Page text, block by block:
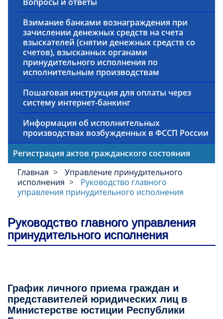
Взимание банками вознаграждения при
зачислении денежных средств на счета
взыскателей (снятии денежных средств со
счетов), взысканных органами
принудительного исполнения по
исполнительным производствам
Пошаговая инструкция для оплаты через
систему интернет-банкинг
Информация об исполнительных
производствах возбужденных в ФССП России
Регистрация актов гражданского состояния
Главная
Управление принудительного
исполнения
Руководство главного
управления принудительного исполнения
Руководство главного управления
принудительного исполнения
График личного приема граждан и
представителей юридических лиц в
Министерстве юстиции Республики